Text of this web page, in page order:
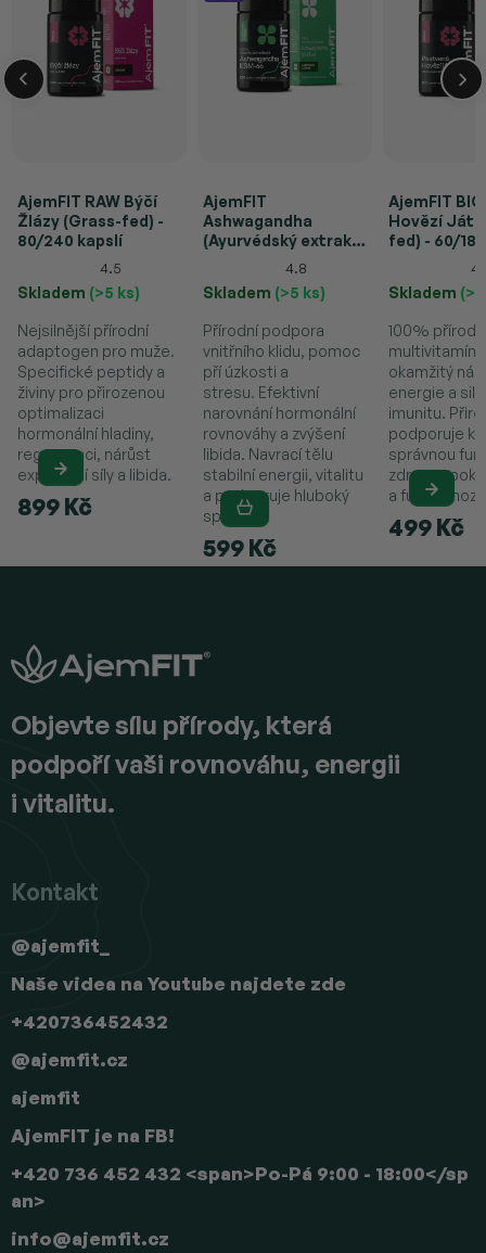
AjemFIT RAW Býčí
Žlázy (Grass-fed) -
80/240 kapslí
4.5
Skladem (>5 ks)
899 Kč
Nejsilnější přírodní
adaptogen pro muže.
Specifické peptidy a
živiny pro přirozenou
optimalizaci
hormonální hladiny,
regeneraci, nárůst
explozivní síly a libida.
AjemFIT
Ashwagandha
(Ayurvédský extrakt
KSM66®) - 120 kapslí
4.8
Skladem (>5 ks)
599 Kč
Přírodní podpora
vnitřního klidu, pomoc
pří úzkosti a
stresu. Efektivní
narovnání hormonální
rovnováhy a zvýšení
libida. Navrací tělu
stabilní energii, vitalitu
a podporuje hluboký
spánek.
AjemFIT
Hovězí
fed) - 60/
Skladem
499 Kč
100%
multivitamín
okamžitý
energie a
imunitu.
podporuje
správnou
zdravou
a funkci
Objevte sílu přírody, která
podpoří vaši rovnováhu, energii
i vitalitu.
Kontakt
info@ajemfit.cz
+420 736 452 432 <span>Po-Pá 9:00 - 18:00</sp
an>
AjemFIT je na FB!
ajemfit
@ajemfit.cz
+420736452432
Naše videa na Youtube najdete zde
@ajemfit_